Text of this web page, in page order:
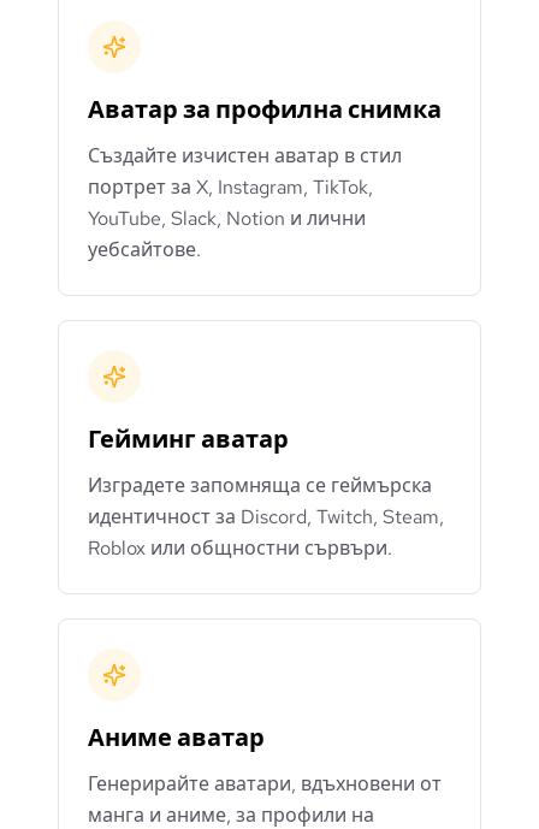
Аватар за профилна снимка
Създайте изчистен аватар в стил
портрет за X, Instagram, TikTok,
YouTube, Slack, Notion и лични
уебсайтове.
Гейминг аватар
Изградете запомняща се геймърска
идентичност за Discord, Twitch, Steam,
Roblox или общностни сървъри.
Аниме аватар
Генерирайте аватари, вдъхновени от
манга и аниме, за профили на